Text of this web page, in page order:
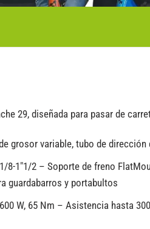
29, diseñada para pasar de
grosor variable, tubo de
1″1/2 – Soporte de freno
guardabarros y portabultos
W, 65 Nm – Asistencia hasta